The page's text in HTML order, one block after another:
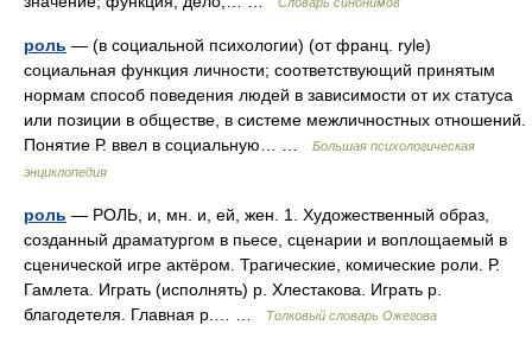
роль — (в социальной психологии) (от франц. rуle)
социальная функция личности; соответствующий принятым
нормам способ поведения людей в зависимости от их статуса
или позиции в обществе, в системе межличностных отношений.
Понятие Р. ввел в социальную… …
Большая психологическая
энциклопедия
роль — РОЛЬ, и, мн. и, ей, жен. 1. Художественный образ,
созданный драматургом в пьесе, сценарии и воплощаемый в
сценической игре актёром. Трагические, комические роли. Р.
Гамлета. Играть (исполнять) р. Хлестакова. Играть р.
благодетеля. Главная р.… …
Толковый словарь Ожегова